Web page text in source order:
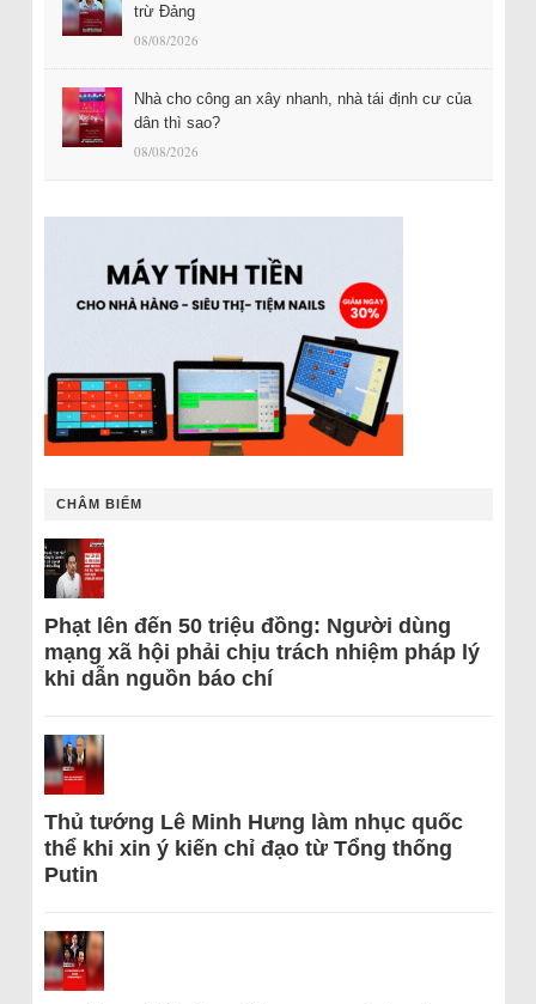
trừ Đảng
08/08/2026
Nhà cho công an xây nhanh, nhà tái định cư của
dân thì sao?
08/08/2026
CHÂM BIẾM
Phạt lên đến 50 triệu đồng: Người dùng
mạng xã hội phải chịu trách nhiệm pháp lý
khi dẫn nguồn báo chí
Thủ tướng Lê Minh Hưng làm nhục quốc
thể khi xin ý kiến chỉ đạo từ Tổng thống
Putin